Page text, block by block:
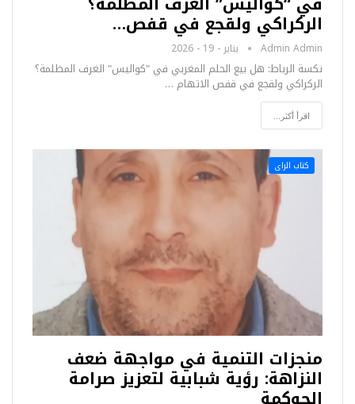
الركراكي ولقجع في قفص…
Admin Admin يناير - 19 - 2026
نكسة الرباط: هل بيع الحلم المغربي في "كواليس" الغرف المظلمة؟
الركراكي ولقجع في قفص الاتهام …
اقرأ أكثر...
كتاب الراى
منجزات التنمية في مواجهة ضعف
النزاهة: رؤية شبابية لتعزيز صرامة